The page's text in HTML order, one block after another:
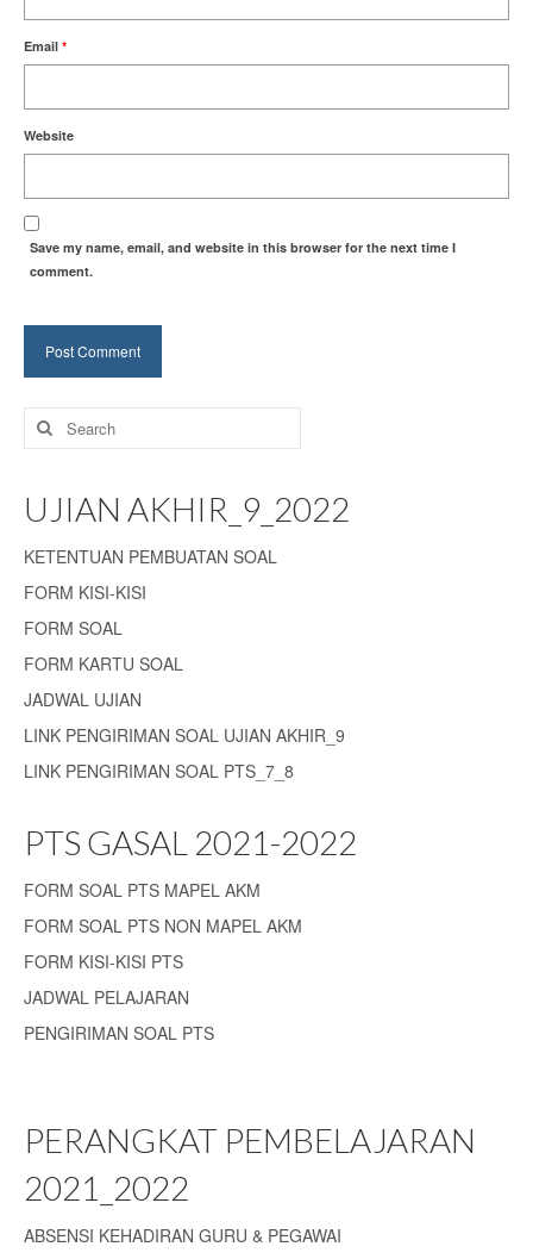
Email *
Website
Save my name, email, and website in this browser for the next time I
comment.
Search
for:
UJIAN AKHIR_9_2022
KETENTUAN PEMBUATAN SOAL
FORM KISI-KISI
FORM SOAL
FORM KARTU SOAL
JADWAL UJIAN
LINK PENGIRIMAN SOAL UJIAN AKHIR_9
LINK PENGIRIMAN SOAL PTS_7_8
PTS GASAL 2021-2022
FORM SOAL PTS MAPEL AKM
FORM SOAL PTS NON MAPEL AKM
FORM KISI-KISI PTS
JADWAL PELAJARAN
PENGIRIMAN SOAL PTS
PERANGKAT PEMBELAJARAN
2021_2022
ABSENSI KEHADIRAN GURU & PEGAWAI